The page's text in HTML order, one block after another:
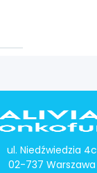
ul. Niedźwiedzia 4c
02-737 Warszawa